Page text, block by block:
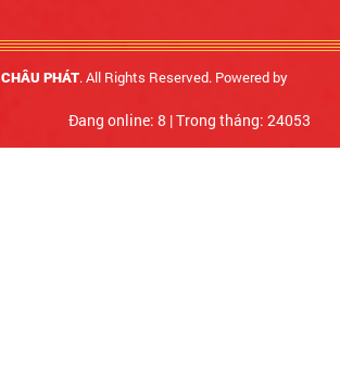
CHÂU PHÁT. All Rights Reserved. Powered by
Đang online: 8 |Trong tháng: 24053